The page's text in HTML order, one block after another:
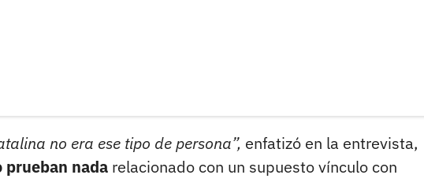
no era ese tipo de persona”, enfatizó en la entrevista,
prueban nada relacionado con un supuesto vínculo con